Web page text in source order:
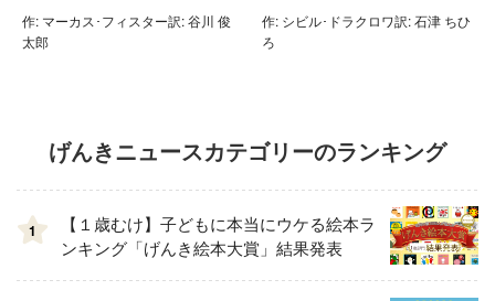
作: マーカス･フィスター訳: 谷川 俊
太郎
作: シビル･ドラクロワ訳: 石津 ちひ
ろ
げんきニュースカテゴリーのランキング
1
【１歳むけ】子どもに本当にウケる絵本ラ
ンキング「げんき絵本大賞」結果発表